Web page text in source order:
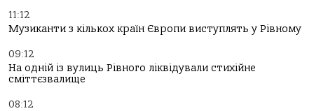
11:12
Музиканти з кількох країн Європи виступлять у Рівному
09:12
На одній із вулиць Рівного ліквідували стихійне
сміттєзвалище
08:12